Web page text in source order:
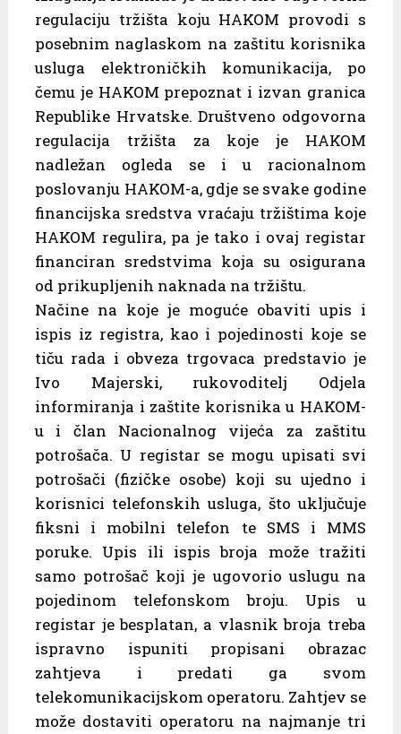
regulaciju tržišta koju HAKOM provodi s
posebnim naglaskom na zaštitu korisnika
usluga elektroničkih komunikacija, po
čemu je HAKOM prepoznat i izvan granica
Republike Hrvatske. Društveno odgovorna
regulacija tržišta za koje je HAKOM
nadležan ogleda se i u racionalnom
poslovanju HAKOM-a, gdje se svake godine
financijska sredstva vraćaju tržištima koje
HAKOM regulira, pa je tako i ovaj registar
financiran sredstvima koja su osigurana
od prikupljenih naknada na tržištu.
Načine na koje je moguće obaviti upis i
ispis iz registra, kao i pojedinosti koje se
tiču rada i obveza trgovaca predstavio je
Ivo Majerski, rukovoditelj Odjela
informiranja i zaštite korisnika u HAKOM-
u i član Nacionalnog vijeća za zaštitu
potrošača. U registar se mogu upisati svi
potrošači (fizičke osobe) koji su ujedno i
korisnici telefonskih usluga, što uključuje
fiksni i mobilni telefon te SMS i MMS
poruke. Upis ili ispis broja može tražiti
samo potrošač koji je ugovorio uslugu na
pojedinom telefonskom broju. Upis u
registar je besplatan, a vlasnik broja treba
ispravno ispuniti propisani obrazac
zahtjeva i predati ga svom
telekomunikacijskom operatoru. Zahtjev se
može dostaviti operatoru na najmanje tri